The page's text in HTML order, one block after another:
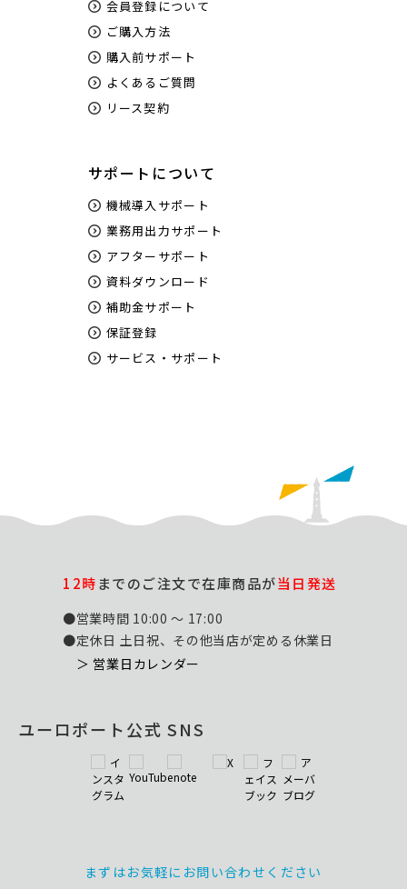
会員登録について
ご購入方法
購入前サポート
よくあるご質問
リース契約
サポートについて
機械導入サポート
業務用出力サポート
アフターサポート
資料ダウンロード
補助金サポート
保証登録
サービス・サポート
12時までのご注文で在庫商品が当日発送
●営業時間 10:00 ～ 17:00
●定休日 土日祝、その他当店が定める休業日
＞ 営業日カレンダー
ユーロポート公式 SNS
まずはお気軽にお問い合わせください